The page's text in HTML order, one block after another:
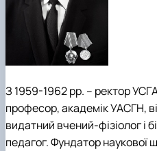
З 1959-1962 рр. – ректор
професор, академік УАСГН,
видатний вчений-фізіолог і
педагог. Фундатор наукової